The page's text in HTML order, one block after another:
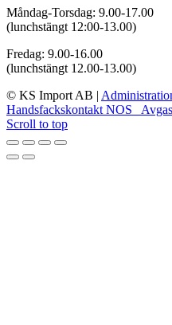
Måndag-Torsdag: 9.00-17.00
(lunchstängt 12:00-13.00)
Fredag: 9.00-16.00
(lunchstängt 12.00-13.00)
© KS Import AB |
Handsfackskontakt NOS
Scroll to top